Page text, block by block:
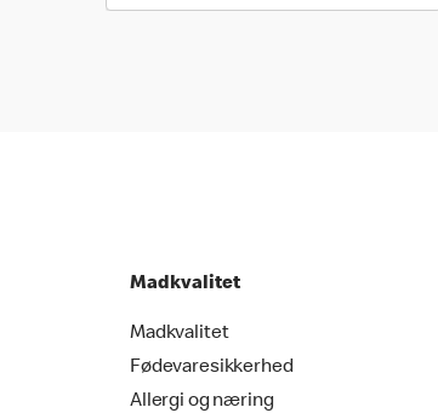
Madkvalitet
Madkvalitet
Fødevaresikkerhed
Allergi og næring